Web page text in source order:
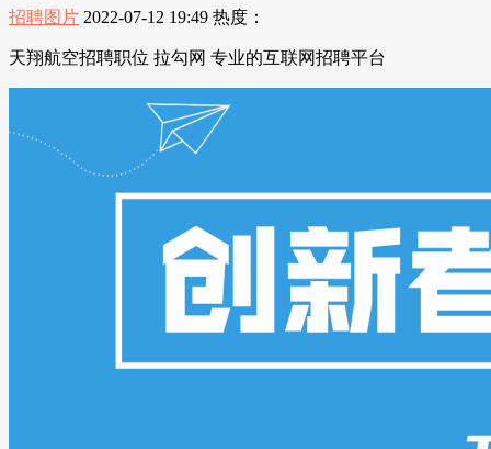
招聘图片 2022-07-12 19:49 热度：
天翔航空招聘职位 拉勾网 专业的互联网招聘平台